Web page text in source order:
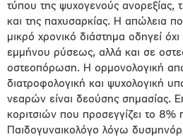
τύπου της ψυχογενούς ανορεξίας,
και της παχυσαρκίας. Η απώλεια
μικρό χρονικό διάστημα οδηγεί
εμμήνου ρύσεως, αλλά και σε
οστεοπόρωση. Η ορμονολογική
διατροφολογική και ψυχολογική
νεαρών είναι δεούσης σημασίας.
κοριτσιών που προσεγγίζει το 8%
Παιδογυναικολόγο λόγω